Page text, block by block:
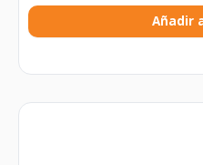
Añadir